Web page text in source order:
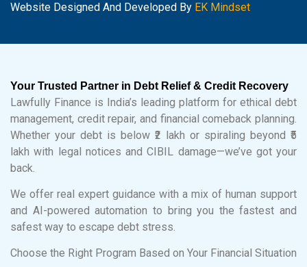
Website Designed And Developed By EK Mindset
Your Trusted Partner in Debt Relief & Credit Recovery
Lawfully Finance is India’s leading platform for ethical debt
management, credit repair, and financial comeback planning.
Whether your debt is below ₹2 lakh or spiraling beyond ₹5
lakh with legal notices and CIBIL damage—we’ve got your
back.
We offer real expert guidance with a mix of human support
and AI-powered automation to bring you the fastest and
safest way to escape debt stress.
Choose the Right Program Based on Your Financial Situation